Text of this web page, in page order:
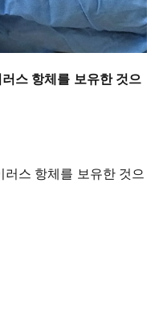
스 항체를 보유한 것으
스 항체를 보유한 것으